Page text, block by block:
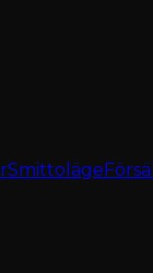
Smittoläge